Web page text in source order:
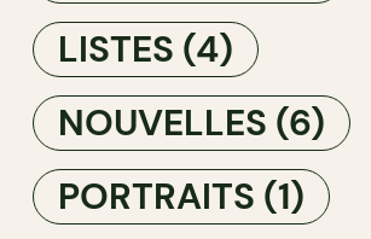
LISTES (4)
NOUVELLES (6)
PORTRAITS (1)